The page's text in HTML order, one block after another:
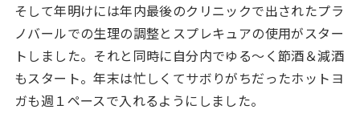
そして年明けには年内最後のクリニックで出されたプラ
ノバールでの生理の調整とスプレキュアの使用がスター
トしました。それと同時に自分内でゆる〜く節酒＆減酒
もスタート。年末は忙しくてサボりがちだったホットヨ
ガも週１ペースで入れるようにしました。